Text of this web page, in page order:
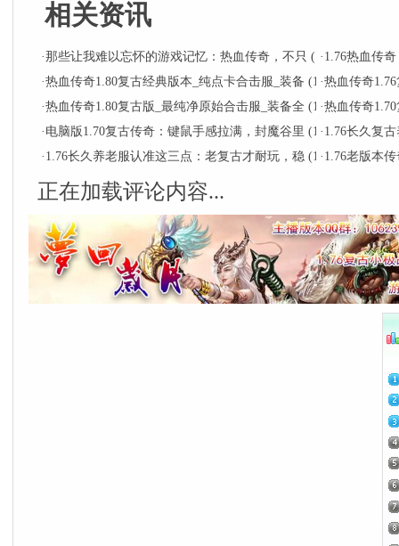
相关资讯
·那些让我难以忘怀的游戏记忆：热血传奇，不只 (12-26)
· 1.76热血传
·热血传奇1.80复古经典版本_纯点卡合击服_装备 (12-23)
·热血传奇
·热血传奇1.80复古版_最纯净原始合击服_装备全 (12-19)
·热血传奇
· 电脑版1.70复古传奇：键鼠手感拉满，封魔谷里 (12-14)
· 1.76长久复
· 1.76长久养老服认准这三点：老复古才耐玩，稳(12-11)
· 1.76老版本
正在加载评论内容...